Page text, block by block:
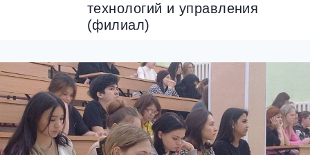
технологий и управления
(филиал)